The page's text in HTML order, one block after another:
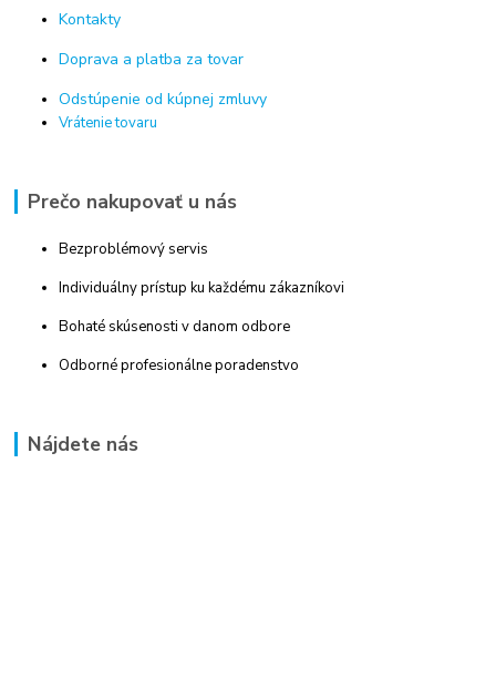
Kontakty
Doprava a platba za tovar
Odstúpenie od kúpnej zmluvy
Vrátenie tovaru
Prečo nakupovať u nás
Bezproblémový servis
Individuálny prístup ku každému zákazníkovi
Bohaté skúsenosti v danom odbore
Odborné profesionálne poradenstvo
Nájdete nás